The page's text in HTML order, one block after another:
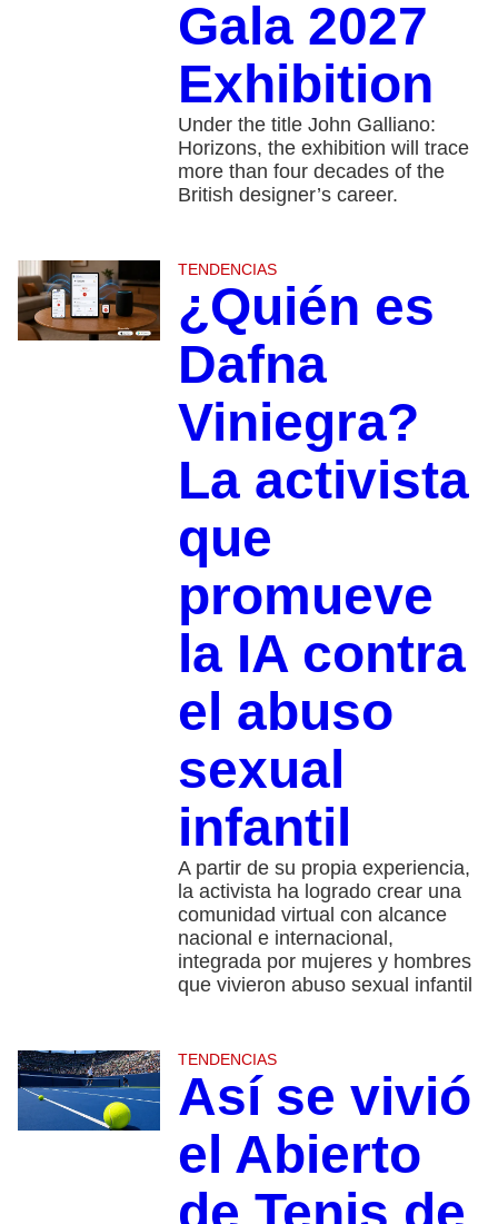
Gala 2027
Exhibition
Under the title John Galliano:
Horizons, the exhibition will trace
more than four decades of the
British designer’s career.
TENDENCIAS
¿Quién es
Dafna
Viniegra?
La activista
que
promueve
la IA contra
el abuso
sexual
infantil
A partir de su propia experiencia,
la activista ha logrado crear una
comunidad virtual con alcance
nacional e internacional,
integrada por mujeres y hombres
que vivieron abuso sexual infantil
TENDENCIAS
Así se vivió
el Abierto